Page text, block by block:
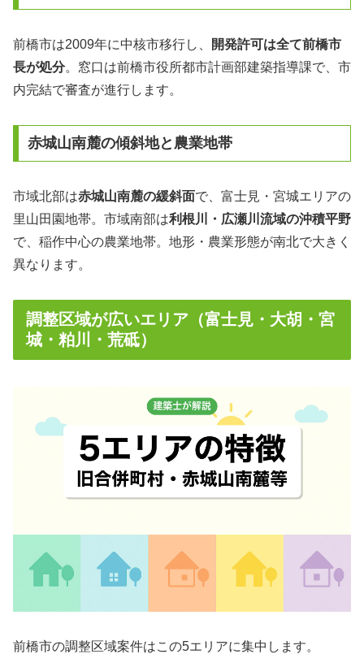
前橋市は2009年に中核市移行し、
開発許可は全て前橋市
長が処分。窓口は前橋市役所都市計画部建築指導課で、市
内完結で審査が進行します。
赤城山南麓の傾斜地と農業地帯
市域北部は赤城山南麓の緩斜面で、富士見・宮城エリアの
里山田園地帯。市域南部は利根川・広瀬川流域の沖積平野
で、稲作中心の農業地帯。地形・農業形態が南北で大きく
異なります。
調整区域が広いエリア（富士見・大胡・宮
城・粕川・荒砥）
前橋市の調整区域案件はこの5エリアに集中します。